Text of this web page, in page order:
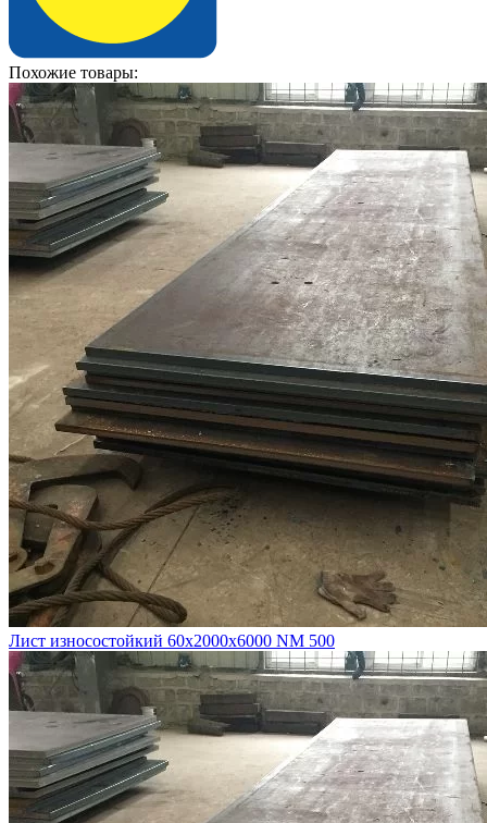
Похожие товары:
Лист износостойкий 60х2000х6000 NM 500